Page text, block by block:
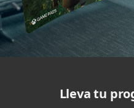
Lleva tu